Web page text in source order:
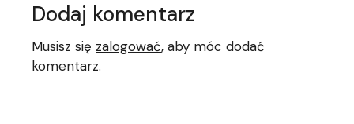
Dodaj komentarz
Musisz się zalogować, aby móc dodać
komentarz.